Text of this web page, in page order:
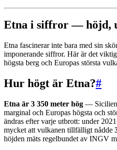
Etna i siffror — höjd,
Etna fascinerar inte bara med sin
imponerande siffror. Här är det
högsta berg och Europas största
Hur högt är Etna?#
Etna är 3 350 meter hög —
marginal och Europas högsta och
ändras efter varje utbrott: under
mycket att vulkanen tillfälligt nådde
höjden mäts regelbundet av INGV